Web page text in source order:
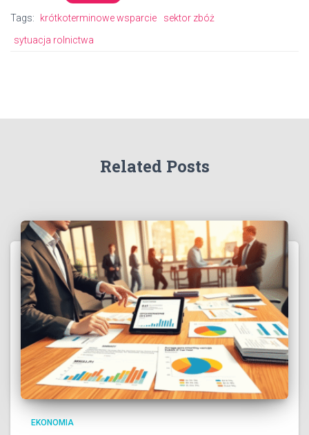
Tags: krótkoterminowe wsparcie
sektor zbóż
sytuacja rolnictwa
Related Posts
EKONOMIA